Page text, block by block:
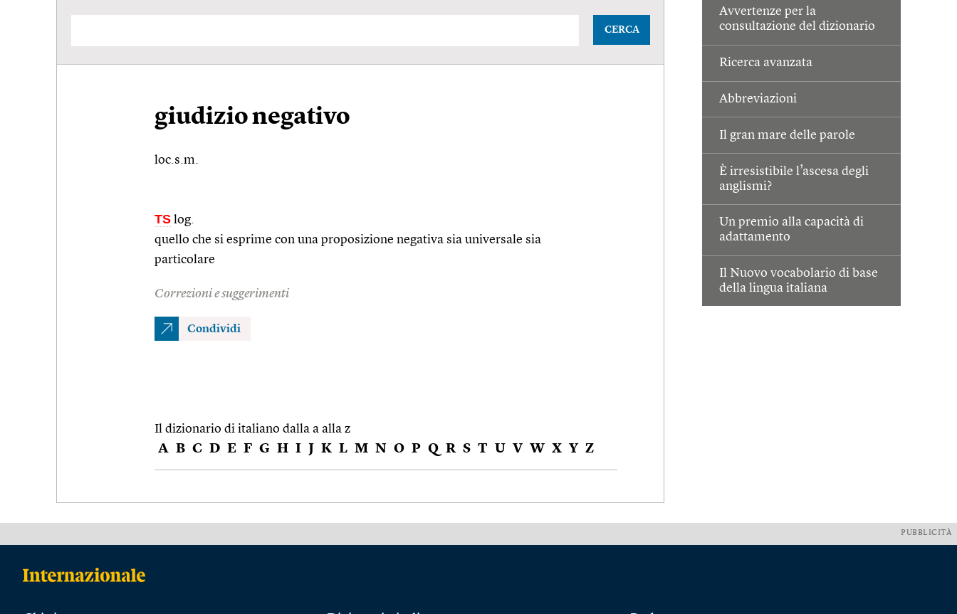
Avvertenze per la
consultazione del dizionario
Ricerca avanzata
Abbreviazioni
Il gran mare delle parole
È irresistibile l’ascesa degli
anglismi?
Un premio alla capacità di
adattamento
Il Nuovo vocabolario di base
della lingua italiana
CERCA
giudizio negativo
loc.s.m.
TS log.
quello che si esprime con una proposizione negativa sia universale sia
particolare
Correzioni e suggerimenti
Condividi
Il dizionario di italiano dalla a alla z
A B C D E F G H I J K L M N O P Q R S T U V W X Y Z
PUBBLICITÀ